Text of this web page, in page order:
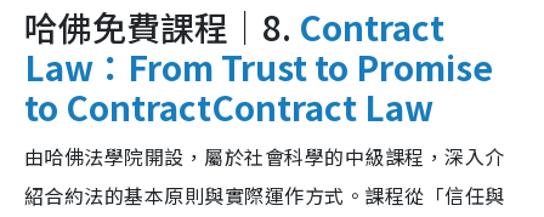
哈佛免費課程｜8. Contract
Law：From Trust to Promise
to ContractContract Law
由哈佛法學院開設，屬於社會科學的中級課程，深入介
紹合約法的基本原則與實際運作方式。課程從「信任與